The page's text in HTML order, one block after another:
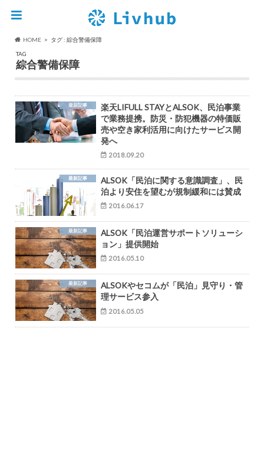
HOME
タグ : 綜合警備保障
TAG
綜合警備保障
最新記事
楽天LIFULL STAYとALSOK、民泊事業
で業務提携。防災・防犯機器の特価販
売や空き家利活用に向けたサービス開
発へ
2018.09.20
最新記事
ALSOK「民泊に関する意識調査」、民
泊より安住を望むが規制緩和には賛成
2016.06.17
最新記事
ALSOK「民泊運営サポートソリューシ
ョン」提供開始
2016.05.10
最新記事
ALSOKやセコムが「民泊」見守り・管
理サービス参入
2016.05.05